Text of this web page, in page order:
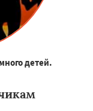
детей.